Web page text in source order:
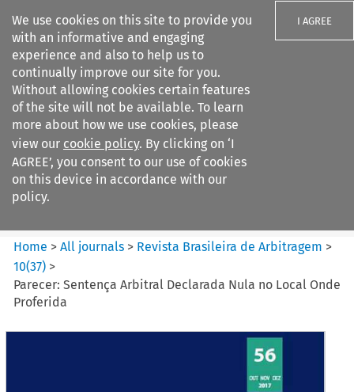
We use cookies on this site to provide you
with an informative and engaging
experience and also to help us to
continually improve our site for you.
Without allowing cookies certain features
of the site will not be available. To learn
more about how we use cookies, please
view our cookie policy. By clicking on ‘I
AGREE’, you consent to our use of cookies
on this device in accordance with our
policy.
I AGREE
Search filters
Revista Brasileira de
Arbitragem
Home >All journals > Revista Brasileira de Arbitragem >
10(37) >
Parecer: Sentença Arbitral Declarada Nula no Local Onde
Proferida